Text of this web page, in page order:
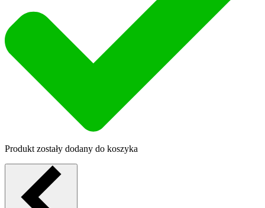
Produkt zostały dodany do koszyka